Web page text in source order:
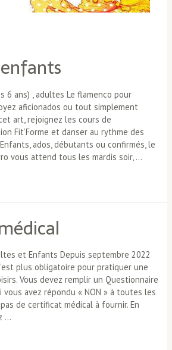
6 ans) , adultes Le flamenco pour
aficionados ou tout simplement
art, rejoignez les cours de
Fit’Forme et danser au rythme des
ados, débutants ou confirmés, le
vous attend tous les mardis soir, …
et Enfants Depuis septembre 2022
plus obligatoire pour pratiquer une
Vous devez remplir un Questionnaire
vous avez répondu « NON » à toutes les
de certificat médical à fournir. En
…